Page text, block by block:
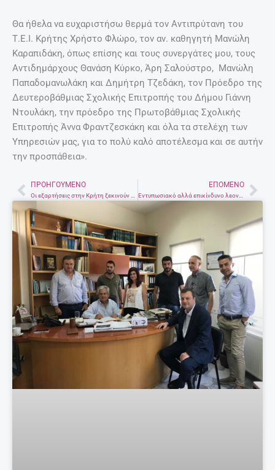
Θα ήθελα να ευχαριστήσω θερμά τον Αντιπρύτανη του
Τ.Ε.Ι. Κρήτης Χρήστο Φλώρο, τον αν. καθηγητή Μανώλη
Καραπιδάκη, όπως επίσης και τους συνεργάτες μου, τους
Αντιδημάρχους Θανάση Κύρκο, Άρη Σαλούστρο, Μανώλη
Παπαδομανωλάκη και Δημήτρη Τζεδάκη, τον Πρόεδρο της
Δευτεροβάθμιας Σχολικής Επιτροπής του Δήμου Γιάννη
Ντουλάκη, την πρόεδρο της Πρωτοβάθμιας Σχολικής
Επιτροπής Άννα Φραντζεσκάκη και όλα τα στελέχη των
Υπηρεσιών μας, για το πολύ καλό αποτέλεσμα και σε αυτήν
την προσπάθεια».
PrevΠΡΟΗΓΟΎΜΕΝΟ
Οι εξαρτήσεις στην Κρήτη ξεκινούν από τα 14 – Συγκλονιστικά στοιχεία σε ημερίδα του ΕΚΗ με το ΚΕΘΕΑ
ΕΠΌΜΕΝΟ
Εντυπωσιακό αλλά επικίνδυνο λεοντόψαρο αλιεύθηκε στον Πλακιά